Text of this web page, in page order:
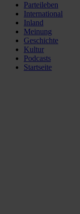
Parteileben
International
Inland
Meinung
Geschichte
Kultur
Podcasts
Startseite